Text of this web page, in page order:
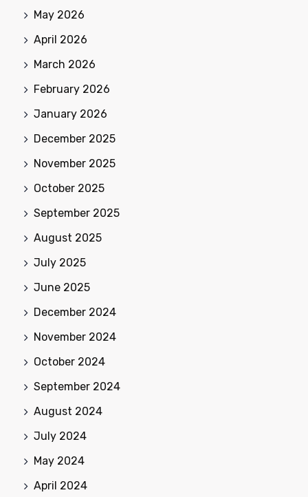
May 2026
April 2026
March 2026
February 2026
January 2026
December 2025
November 2025
October 2025
September 2025
August 2025
July 2025
June 2025
December 2024
November 2024
October 2024
September 2024
August 2024
July 2024
May 2024
April 2024